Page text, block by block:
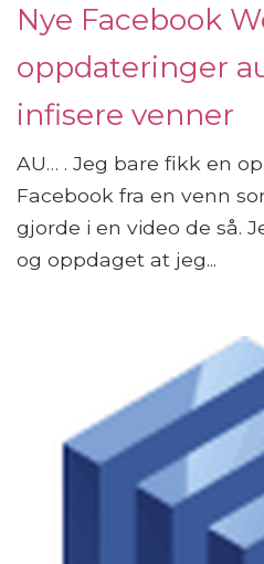
Nye Facebook
oppdateringer
infisere venner
AU… . Jeg bare fikk en
Facebook fra en venn
gjorde i en video de så.
og oppdaget at jeg...